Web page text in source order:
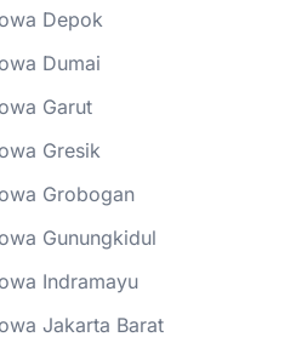
Depok
Dumai
Garut
Gresik
Grobogan
Gunungkidul
Indramayu
Jakarta Barat